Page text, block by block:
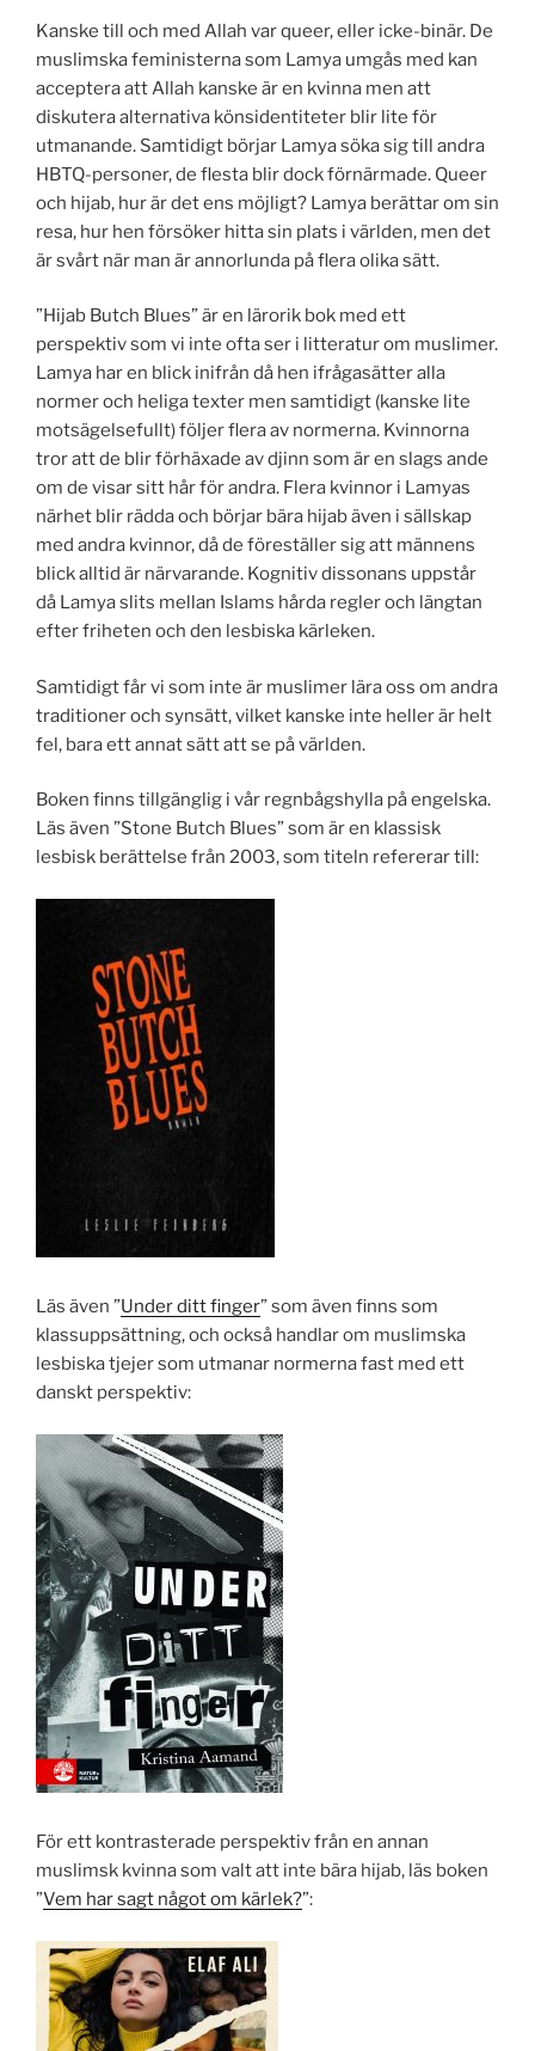
Kanske till och med Allah var queer, eller icke-binär. De
muslimska feministerna som Lamya umgås med kan
acceptera att Allah kanske är en kvinna men att
diskutera alternativa könsidentiteter blir lite för
utmanande. Samtidigt börjar Lamya söka sig till andra
HBTQ-personer, de flesta blir dock förnärmade. Queer
och hijab, hur är det ens möjligt? Lamya berättar om sin
resa, hur hen försöker hitta sin plats i världen, men det
är svårt när man är annorlunda på flera olika sätt.
”Hijab Butch Blues” är en lärorik bok med ett
perspektiv som vi inte ofta ser i litteratur om muslimer.
Lamya har en blick inifrån då hen ifrågasätter alla
normer och heliga texter men samtidigt (kanske lite
motsägelsefullt) följer flera av normerna. Kvinnorna
tror att de blir förhäxade av djinn som är en slags ande
om de visar sitt hår för andra. Flera kvinnor i Lamyas
närhet blir rädda och börjar bära hijab även i sällskap
med andra kvinnor, då de föreställer sig att männens
blick alltid är närvarande. Kognitiv dissonans uppstår
då Lamya slits mellan Islams hårda regler och längtan
efter friheten och den lesbiska kärleken.
Samtidigt får vi som inte är muslimer lära oss om andra
traditioner och synsätt, vilket kanske inte heller är helt
fel, bara ett annat sätt att se på världen.
Boken finns tillgänglig i vår regnbågshylla på engelska.
Läs även ”Stone Butch Blues” som är en klassisk
lesbisk berättelse från 2003, som titeln refererar till:
Läs även ”Under ditt finger” som även finns som
klassuppsättning, och också handlar om muslimska
lesbiska tjejer som utmanar normerna fast med ett
danskt perspektiv:
För ett kontrasterade perspektiv från en annan
muslimsk kvinna som valt att inte bära hijab, läs boken
”Vem har sagt något om kärlek?”: